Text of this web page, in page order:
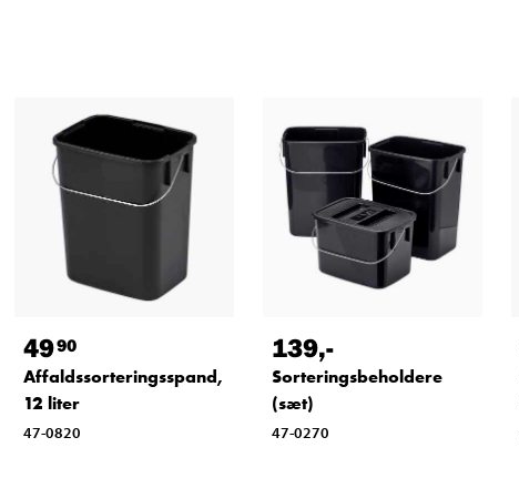
4990
Affaldssorteringsspand,
12 liter
47-0820
139,-
Sorteringsbeholdere
(sæt)
47-0270